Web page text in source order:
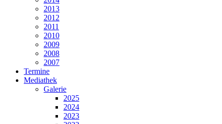
2013
2012
2011
2010
2009
2008
2007
Termine
Mediathek
Galerie
2025
2024
2023